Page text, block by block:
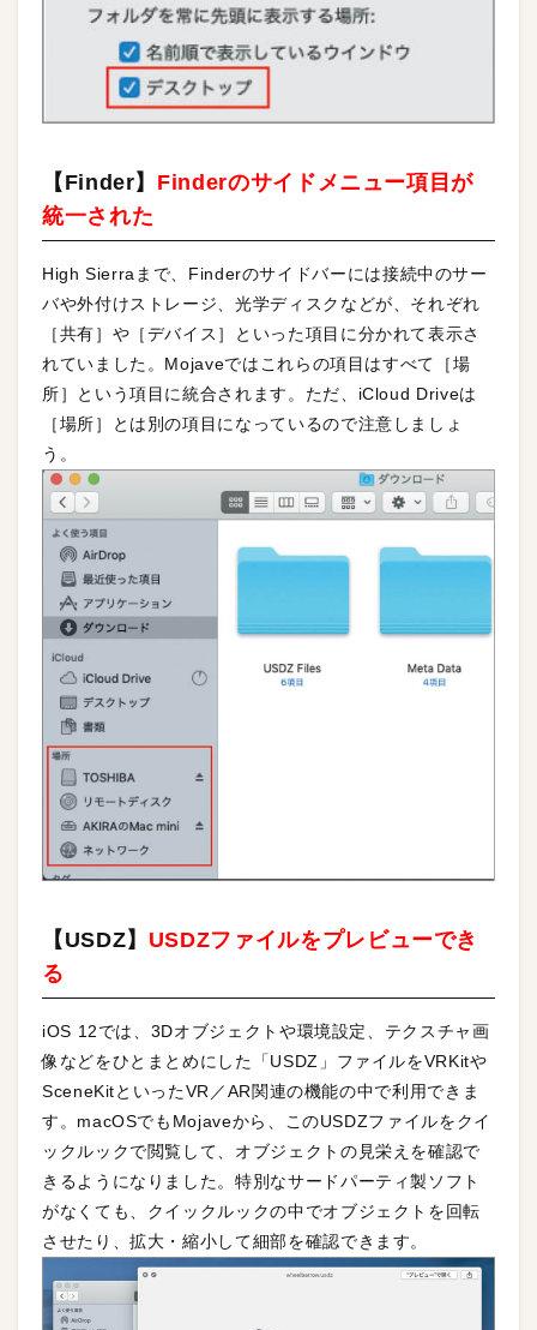
【Finder】 Finderのサイドメニュー項目が
統一された
High Sierraまで、Finderのサイドバーには接続中のサー
バや外付けストレージ、光学ディスクなどが、それぞれ
［共有］や［デバイス］といった項目に分かれて表示さ
れていました。Mojaveではこれらの項目はすべて［場
所］という項目に統合されます。ただ、iCloud Driveは
［場所］とは別の項目になっているので注意しましょ
う。
【USDZ】 USDZファイルをプレビューでき
る
iOS 12では、3Dオブジェクトや環境設定、テクスチャ画
像などをひとまとめにした「USDZ」ファイルをVRKitや
SceneKitといったVR／AR関連の機能の中で利用できま
す。macOSでもMojaveから、このUSDZファイルをクイ
ックルックで閲覧して、オブジェクトの見栄えを確認で
きるようになりました。特別なサードパーティ製ソフト
がなくても、クイックルックの中でオブジェクトを回転
させたり、拡大・縮小して細部を確認できます。